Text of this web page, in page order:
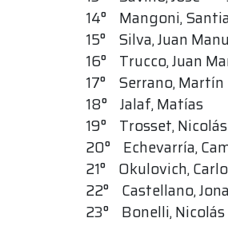
14° Mangoni,
15° Silva, Juan
16° Trucco, Juan
17° Serrano,
18° Jalaf, Matías
19° Trosset,
20° Echevarría,
21° Okulovich,
22° Castellano,
23° Bonelli,